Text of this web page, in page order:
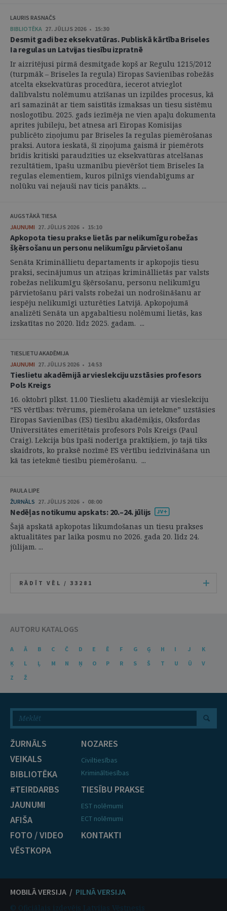
LAURIS RASNAČS
BIBLIOTĒKA 27. JŪLIJS 2026 • 15:30
Desmit gadi bez eksekvatūras. Publiskā kārtība Briseles
Ia regulas un Latvijas tiesību izpratnē
Ir aizritējusi pirmā desmitgade kopš ar Regulu 1215/2012
(turpmāk – Briseles Ia regula) Eiropas Savienības robežās
atcelta eksekvatūras procedūra, iecerot atvieglot
dalībvalstu nolēmumu atzīšanas un izpildes procesus, kā
arī samazināt ar tiem saistītās izmaksas un tiesu sistēmu
noslogotību. 2025. gads iezīmēja ne vien apaļu dokumenta
aprites jubileju, bet atnesa arī Eiropas Komisijas
publicēto ziņojumu par Briseles Ia regulas piemērošanas
praksi. Autora ieskatā, šī ziņojuma gaismā ir piemērots
brīdis kritiski paraudzīties uz eksekvatūras atcelšanas
rezultātiem, īpašu uzmanību pievēršot tiem Briseles Ia
regulas elementiem, kuros pilnīgs viendabīgums ar
nolūku vai nejauši nav ticis panākts. ...
AUGSTĀKĀ TIESA
JAUNUMI 27. JŪLIJS 2026 • 15:10
Apkopota tiesu prakse lietās par nelikumīgu robežas
šķērsošanu un personu nelikumīgu pārvietošanu
Senāta Krimināllietu departaments ir apkopojis tiesu
praksi, secinājumus un atziņas krimināllietās par valsts
robežas nelikumīgu šķērsošanu, personu nelikumīgu
pārvietošanu pāri valsts robežai un nodrošināšanu ar
iespēju nelikumīgi uzturēties Latvijā. Apkopojumā
analizēti Senāta un apgabaltiesu nolēmumi lietās, kas
izskatītas no 2020. līdz 2025. gadam. ...
TIESLIETU AKADĒMIJA
JAUNUMI 27. JŪLIJS 2026 • 14:53
Tieslietu akadēmijā ar vieslekciju uzstāsies profesors
Pols Kreigs
16. oktobrī plkst. 11.00 Tieslietu akadēmijā ar vieslekciju
“ES vērtības: tvērums, piemērošana un ietekme” uzstāsies
Eiropas Savienības (ES) tiesību akadēmiķis, Oksfordas
Universitātes emeritētais profesors Pols Kreigs (Paul
Craig). Lekcija būs īpaši noderīga praktiķiem, jo tajā tiks
skaidrots, ko praksē nozīmē ES vērtību iedzīvināšana un
kā tas ietekmē tiesību piemērošanu. ...
PAULA LIPE
ŽURNĀLS 27. JŪLIJS 2026 • 08:00
Nedēļas notikumu apskats: 20.–24. jūlijs
Šajā apskatā apkopotas likumdošanas un tiesu prakses
aktualitātes par laika posmu no 2026. gada 20. līdz 24.
jūlijam. ...
RĀDĪT VĒL / 33281
AUTORU KATALOGS
A Ā B C Č D E Ē F G Ģ H I J
K
Ķ
L Ļ M N Ņ O P R S Š T U Ū
V
Z
Ž
ŽURNĀLS
VEIKALS
BIBLIOTĒKA
#TEIRDARBS
JAUNUMI
AFIŠA
FOTO / VIDEO
VĒSTKOPA
NOZARES
Civiltiesības
Krimināltiesības
TIESĪBU PRAKSE
EST nolēmumi
ECT nolēmumi
KONTAKTI
MOBILĀ VERSIJA / PILNĀ VERSIJA
© Oficiālais izdevējs Latvijas Vēstnesis